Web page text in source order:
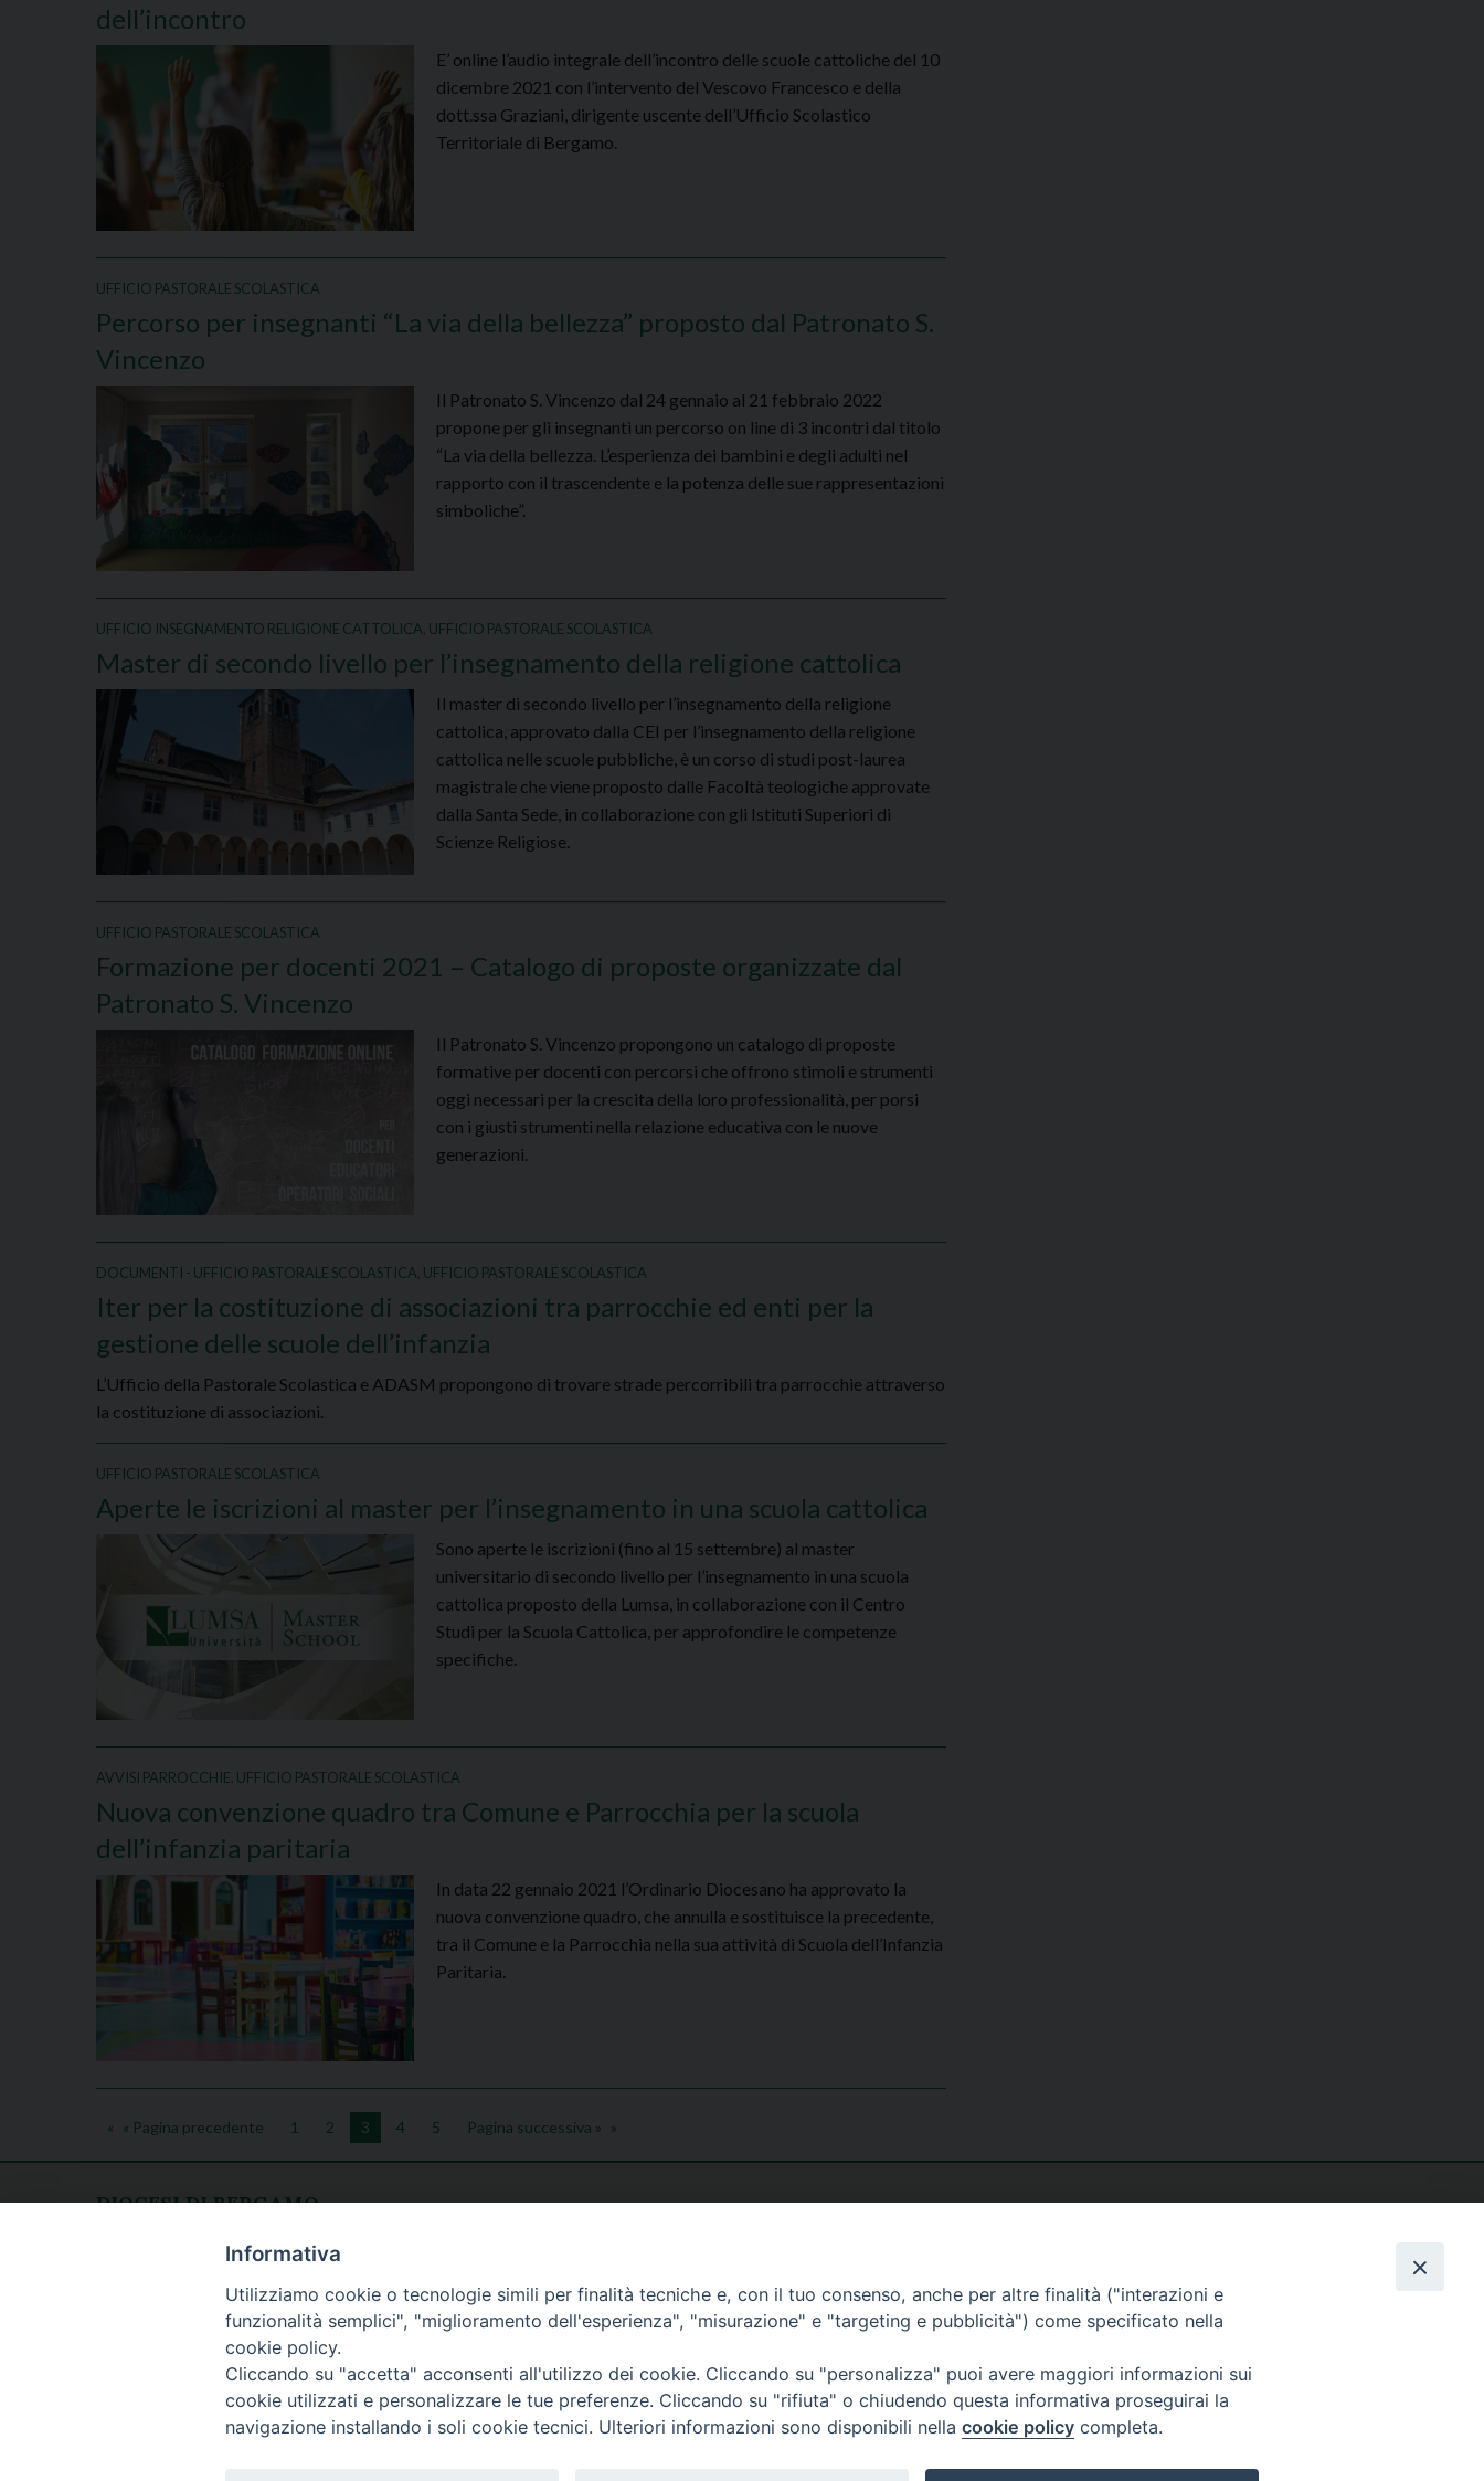
dell’incontro
E’ online l’audio integrale dell’incontro delle scuole cattoliche del 10
dicembre 2021 con l’intervento del Vescovo Francesco e della
dott.ssa Graziani, dirigente uscente dell’Ufficio Scolastico
Territoriale di Bergamo.
UFFICIO PASTORALE SCOLASTICA
Percorso per insegnanti “La via della bellezza” proposto dal Patronato S.
Vincenzo
Il Patronato S. Vincenzo dal 24 gennaio al 21 febbraio 2022
propone per gli insegnanti un percorso on line di 3 incontri dal titolo
“La via della bellezza. L’esperienza dei bambini e degli adulti nel
rapporto con il trascendente e la potenza delle sue rappresentazioni
simboliche”.
UFFICIO INSEGNAMENTO RELIGIONE CATTOLICA UFFICIO PASTORALE SCOLASTICA
Master di secondo livello per l’insegnamento della religione cattolica
Il master di secondo livello per l’insegnamento della religione
cattolica, approvato dalla CEI per l’insegnamento della religione
cattolica nelle scuole pubbliche, è un corso di studi post-laurea
magistrale che viene proposto dalle Facoltà teologiche approvate
dalla Santa Sede, in collaborazione con gli Istituti Superiori di
Scienze Religiose.
UFFICIO PASTORALE SCOLASTICA
Formazione per docenti 2021 – Catalogo di proposte organizzate dal
Patronato S. Vincenzo
​Il Patronato S. Vincenzo propongono un catalogo di proposte
formative per docenti con percorsi che offrono stimoli e strumenti
oggi necessari per la crescita della loro professionalità, per porsi
con i giusti strumenti nella relazione educativa con le nuove
generazioni.
DOCUMENTI - UFFICIO PASTORALE SCOLASTICA UFFICIO PASTORALE SCOLASTICA
Iter per la costituzione di associazioni tra parrocchie ed enti per la
gestione delle scuole dell’infanzia
L’Ufficio della Pastorale Scolastica e ADASM propongono di trovare strade percorribili tra parrocchie attraverso
la costituzione di associazioni.
UFFICIO PASTORALE SCOLASTICA
Aperte le iscrizioni al master per l’insegnamento in una scuola cattolica
Sono aperte le iscrizioni (fino al 15 settembre) al master
universitario di secondo livello per l’insegnamento in una scuola
cattolica proposto della Lumsa, in collaborazione con il Centro
Studi per la Scuola Cattolica, per approfondire le competenze
specifiche.
AVVISI PARROCCHIE UFFICIO PASTORALE SCOLASTICA
Nuova convenzione quadro tra Comune e Parrocchia per la scuola
dell’infanzia paritaria
In data 22 gennaio 2021 l’Ordinario Diocesano ha approvato la
nuova convenzione quadro, che annulla e sostituisce la precedente,
tra il Comune e la Parrocchia nella sua attività di Scuola dell’Infanzia
Paritaria.
« Pagina precedente 1 2 3 4 5 Pagina successiva »
DIOCESI DI BERGAMO
fax: 035/278.250
lunedì - venerdì
h. 08.30 - 12.30
Informativa
Utilizziamo cookie o tecnologie simili per finalità tecniche e, con il tuo consenso, anche per altre finalità ("interazioni e
funzionalità semplici", "miglioramento dell'esperienza", "misurazione" e "targeting e pubblicità") come specificato nella
cookie policy.
Cliccando su "accetta" acconsenti all'utilizzo dei cookie. Cliccando su "personalizza" puoi avere maggiori informazioni sui
cookie utilizzati e personalizzare le tue preferenze. Cliccando su "rifiuta" o chiudendo questa informativa proseguirai la
navigazione installando i soli cookie tecnici. Ulteriori informazioni sono disponibili nella cookie policy completa.